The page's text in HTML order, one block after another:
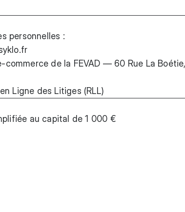
personnelles :
de la FEVAD — 60 Rue La
Ligne des Litiges (RLL)
au capital de 1 000 €